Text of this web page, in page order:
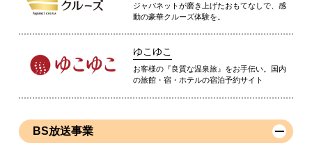
ジャパネットが磨き上げたおもてなしで、感
動の豪華クルーズ体験を。
ゆこゆこ
お客様の『良質な温泉旅』をお手伝い。国内
の旅館・宿・ホテルの宿泊予約サイト
BS放送事業